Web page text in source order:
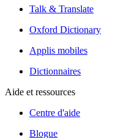
Talk & Translate
Oxford Dictionary
Applis mobiles
Dictionnaires
Aide et ressources
Centre d'aide
Blogue